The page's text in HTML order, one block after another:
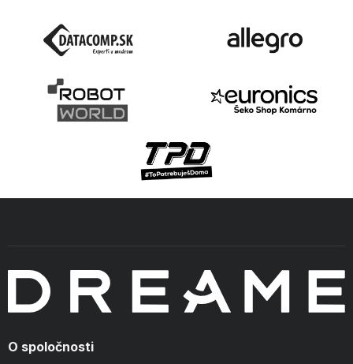
O spoločnosti